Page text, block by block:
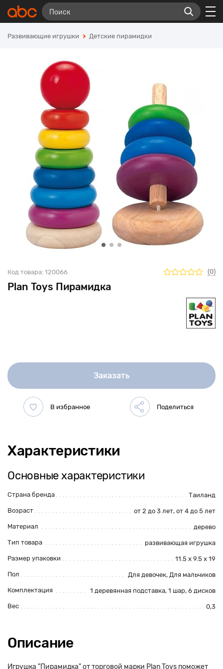
Развивающие игрушки Детские пирамидки
Plan Toys Пирамидка
Код товара: 120066 (0)
Заказать
Характеристики
Основные характеристики
Страна бренда Таиланд
Возраст от 2 до 3 лет, от 4 до 5 лет
Материал дерево
Тип товара развивающая игрушка
Размер упаковки 11.5 x 9.5 x 19
Пол Для девочек, Для мальчиков
Комплектация 1 деревянная подставка, 1 шар, 6 дисков
Вес 0,3
Описание
Игрушка "Пирамидка" от торговой марки Plan Toys поможет